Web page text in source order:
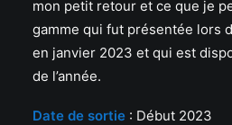
mon petit retour et ce que je
gamme qui fut présentée lors
en janvier 2023 et qui est
de l’année.
Date de sortie : Début 2023